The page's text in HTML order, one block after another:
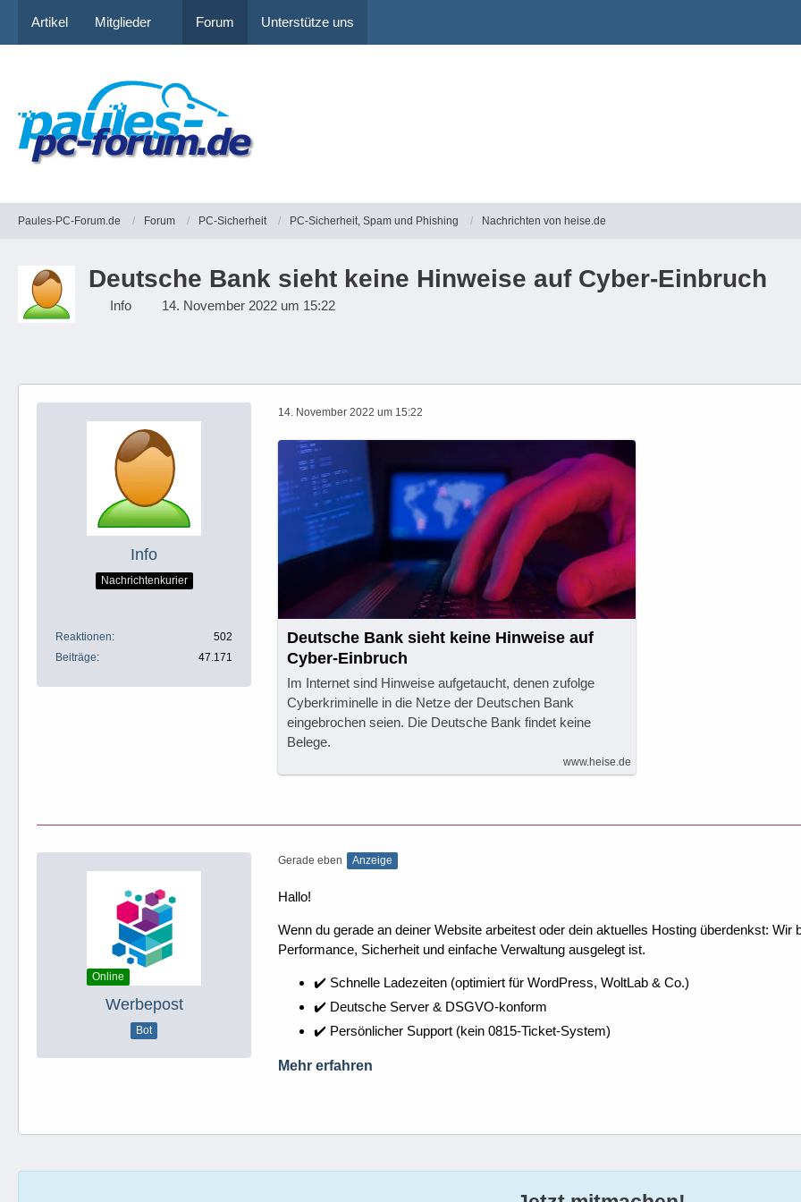
Artikel Mitglieder Forum Unterstütze uns
Paules-PC-Forum.de Forum PC-Sicherheit PC-Sicherheit, Spam und Phishing Nachrichten von heise.de
Deutsche Bank sieht keine Hinweise auf Cyber-Einbruch
Info 14. November 2022 um 15:22
Info
Nachrichtenkurier
Reaktionen
502
Beiträge
47.171
14. November 2022 um 15:22
Deutsche Bank sieht keine Hinweise auf
Cyber-Einbruch
Im Internet sind Hinweise aufgetaucht, denen zufolge
Cyberkriminelle in die Netze der Deutschen Bank
eingebrochen seien. Die Deutsche Bank findet keine
Belege.
www.heise.de
Online
Werbepost
Bot
Gerade eben Anzeige
Hallo!
Wenn du gerade an deiner Website arbeitest oder dein aktuelles Hosting überdenkst:
Performance, Sicherheit und einfache Verwaltung ausgelegt ist.
✔️ Schnelle Ladezeiten (optimiert für WordPress, WoltLab & Co.)
✔️ Deutsche Server & DSGVO-konform
✔️ Persönlicher Support (kein 0815-Ticket-System)
Mehr erfahren